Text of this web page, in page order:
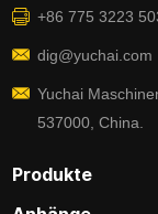
+86 775 3223
dig@yuchai.com
Yuchai
537000, China.
Produkte